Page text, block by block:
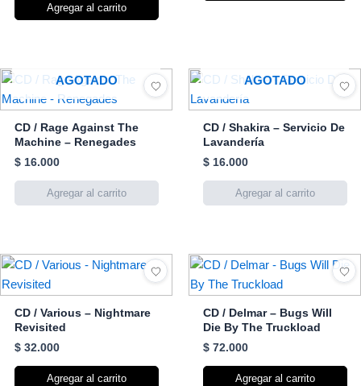
Agregar al carrito
AGOTADO
CD / Rage Against The
Machine – Renegades
$16.000
AGOTADO
CD / Shakira – Servicio De
Lavandería
$16.000
CD / Various – Nightmare
Revisited
$32.000
Agregar al carrito
CD / Delmar – Bugs Will
Die By The Truckload
$72.000
Agregar al carrito